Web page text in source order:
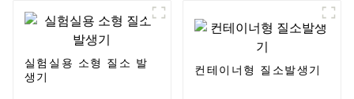
실험실용 소형 질소 발
생기
컨테이너형 질소발생기